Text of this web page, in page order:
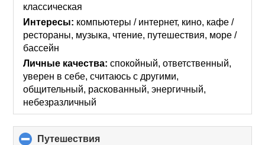
классическая
Интересы: компьютеры / интернет, кино, кафе /
рестораны, музыка, чтение, путешествия, море /
бассейн
Личные качества: спокойный, ответственный,
уверен в себе, считаюсь с другими,
общительный, раскованный, энергичный,
небезразличный
Путешествия